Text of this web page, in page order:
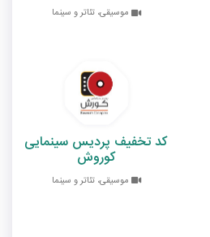
موسیقی، تئاتر و سینما
کد تخفیف پردیس سینمایی
کوروش
موسیقی، تئاتر و سینما